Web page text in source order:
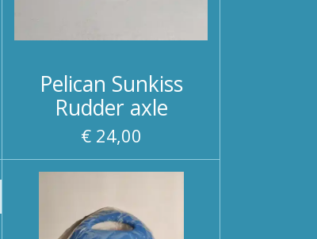
Pelican Sunkiss
Rudder axle
€ 24,00